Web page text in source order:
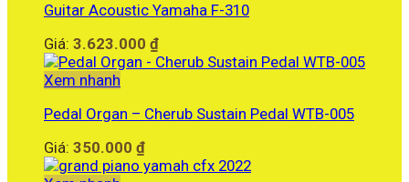
14.700.000 ₫.
Guitar Acoustic Yamaha F-310
Giá: 3.623.000 ₫
Xem nhanh
Pedal Organ – Cherub Sustain Pedal WTB-005
Giá: 350.000 ₫